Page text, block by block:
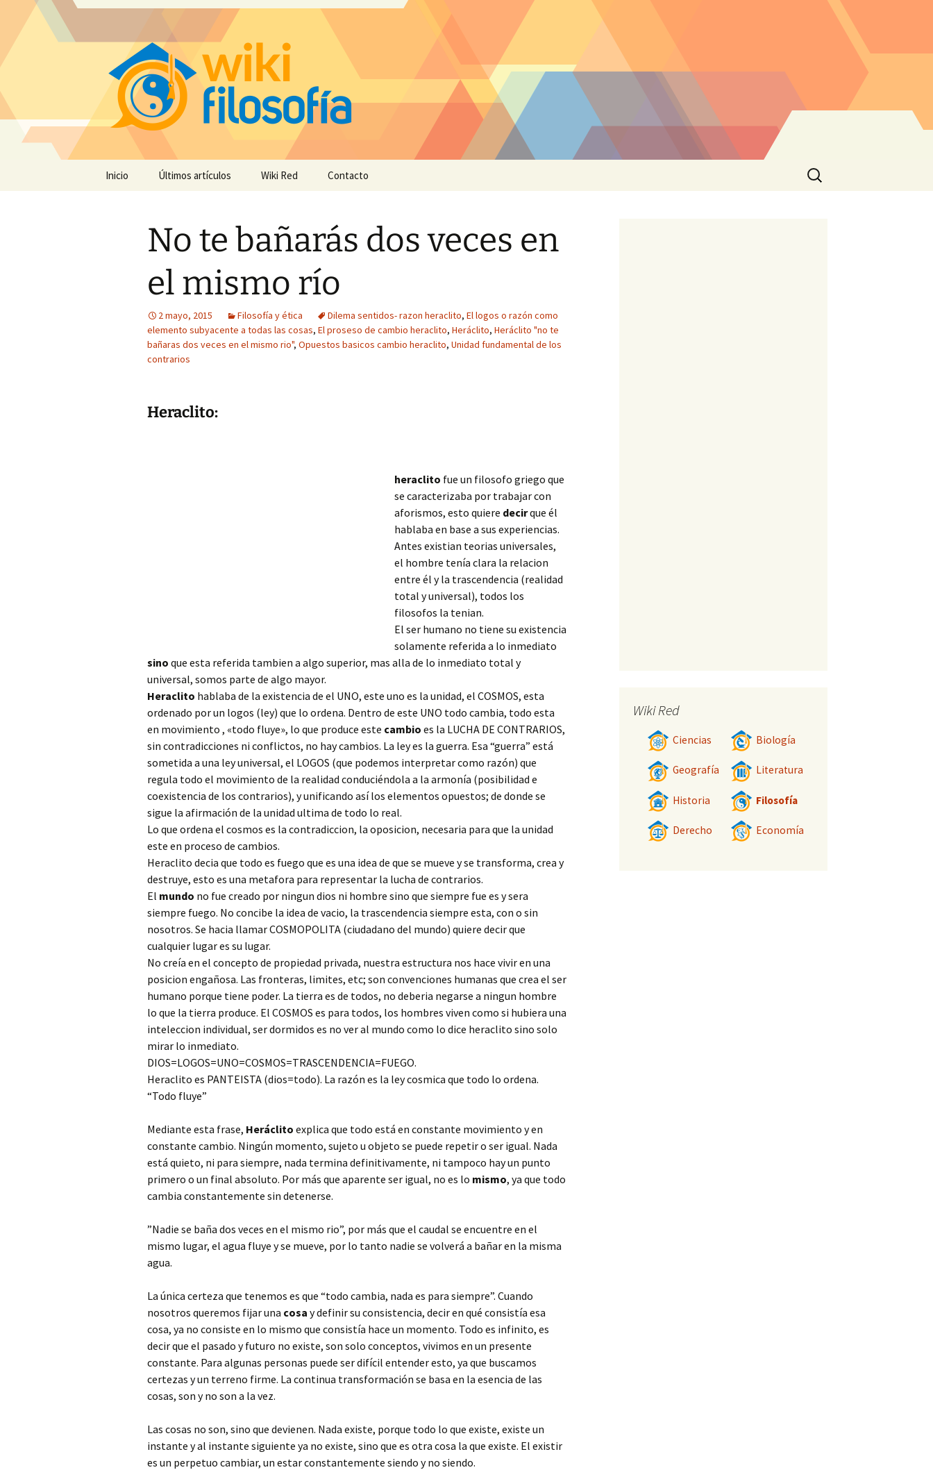
Inicio Últimos artículos Wiki Red Contacto
Buscar:
No te bañarás dos veces en
el mismo río
2 mayo, 2015 Filosofía y ética Dilema sentidos- razon heraclito, El logos o razón como
elemento subyacente a todas las cosas, El proseso de cambio heraclito, Heráclito, Heráclito "no te
bañaras dos veces en el mismo rio", Opuestos basicos cambio heraclito, Unidad fundamental de los
contrarios
Heraclito:
heraclito fue un filosofo griego que
se caracterizaba por trabajar con
aforismos, esto quiere decirque él
hablaba en base a sus experiencias.
Antes existian teorias universales,
el hombre tenía clara la relacion
entre él y la trascendencia (realidad
total y universal), todos los
filosofos la tenian.
El ser humano no tiene su existencia
solamente referida a lo inmediato
sino que esta referida tambien a algo superior, mas alla de lo inmediato total y
universal, somos parte de algo mayor.
Heraclito hablaba de la existencia de el UNO, este uno es la unidad, el COSMOS, esta
ordenado por un logos (ley) que lo ordena. Dentro de este UNO todo cambia, todo esta
en movimiento , «todo fluye», lo que produce este cambio es la LUCHA DE CONTRARIOS,
sin contradicciones ni conflictos, no hay cambios. La ley es la guerra. Esa “guerra” está
sometida a una ley universal, el LOGOS (que podemos interpretar como razón) que
regula todo el movimiento de la realidad conduciéndola a la armonía (posibilidad e
coexistencia de los contrarios), y unificando así los elementos opuestos; de donde se
sigue la afirmación de la unidad ultima de todo lo real.
Lo que ordena el cosmos es la contradiccion, la oposicion, necesaria para que la unidad
este en proceso de cambios.
Heraclito decia que todo es fuego que es una idea de que se mueve y se transforma, crea y
destruye, esto es una metafora para representar la lucha de contrarios.
El mundo no fue creado por ningun dios ni hombre sino que siempre fue es y sera
siempre fuego. No concibe la idea de vacio, la trascendencia siempre esta, con o sin
nosotros. Se hacia llamar COSMOPOLITA (ciudadano del mundo) quiere decir que
cualquier lugar es su lugar.
No creía en el concepto de propiedad privada, nuestra estructura nos hace vivir en una
posicion engañosa. Las fronteras, limites, etc; son convenciones humanas que crea el ser
humano porque tiene poder. La tierra es de todos, no deberia negarse a ningun hombre
lo que la tierra produce. El COSMOS es para todos, los hombres viven como si hubiera una
inteleccion individual, ser dormidos es no ver al mundo como lo dice heraclito sino solo
mirar lo inmediato.
DIOS=LOGOS=UNO=COSMOS=TRASCENDENCIA=FUEGO.
Heraclito es PANTEISTA (dios=todo). La razón es la ley cosmica que todo lo ordena.
“Todo fluye”
Mediante esta frase, Heráclito explica que todo está en constante movimiento y en
constante cambio. Ningún momento, sujeto u objeto se puede repetir o ser igual. Nada
está quieto, ni para siempre, nada termina definitivamente, ni tampoco hay un punto
primero o un final absoluto. Por más que aparente ser igual, no es lo mismo, ya que todo
cambia constantemente sin detenerse.
”Nadie se baña dos veces en el mismo rio”, por más que el caudal se encuentre en el
mismo lugar, el agua fluye y se mueve, por lo tanto nadie se volverá a bañar en la misma
agua.
La única certeza que tenemos es que “todo cambia, nada es para siempre”. Cuando
nosotros queremos fijar una cosa y definir su consistencia, decir en qué consistía esa
cosa, ya no consiste en lo mismo que consistía hace un momento. Todo es infinito, es
decir que el pasado y futuro no existe, son solo conceptos, vivimos en un presente
constante. Para algunas personas puede ser difícil entender esto, ya que buscamos
certezas y un terreno firme. La continua transformación se basa en la esencia de las
cosas, son y no son a la vez.
Las cosas no son, sino que devienen. Nada existe, porque todo lo que existe, existe un
instante y al instante siguiente ya no existe, sino que es otra cosa la que existe. El existir
es un perpetuo cambiar, un estar constantemente siendo y no siendo.
Wiki Red
Ciencias Biología
Geografía Literatura
Historia Filosofía
Derecho Economía